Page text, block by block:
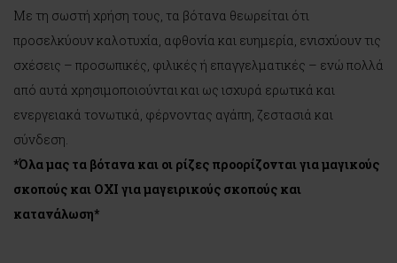
Με τη σωστή χρήση τους, τα βότανα θεωρείται ότι
προσελκύουν καλοτυχία, αφθονία και ευημερία, ενισχύουν τις
σχέσεις – προσωπικές, φιλικές ή επαγγελματικές – ενώ πολλά
από αυτά χρησιμοποιούνται και ως ισχυρά ερωτικά και
ενεργειακά τονωτικά, φέρνοντας αγάπη, ζεστασιά και
σύνδεση.
*Όλα μας τα βότανα και οι ρίζες προορίζονται για μαγικούς
σκοπούς και ΟΧΙ για μαγειρικούς σκοπούς και
κατανάλωση*